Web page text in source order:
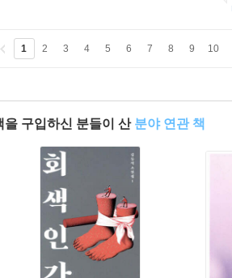
1 2 3 4 5 6 7 8 9 10
을 구입하신 분들이 산 분야 연관 책